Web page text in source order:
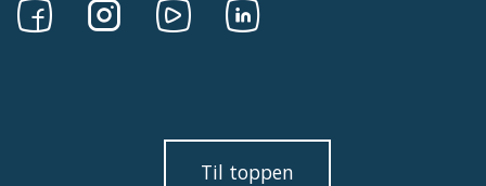
Følg
Følg
Følg
Følg
Til toppen